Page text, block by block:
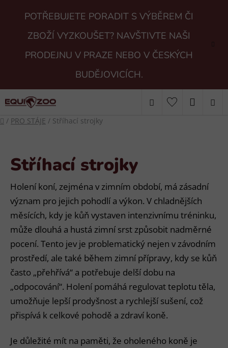
POTŘEBUJETE PORADIT S VÝBĚREM ČI
ZBOŽÍ VYZKOUŠET? NAVŠTIVTE NAŠI
PRODEJNU V PRAZE NEBO V ČESKÝCH
BUDĚJOVICÍCH.
Hledat
Domů
/ PRO STÁJE / Stříhací strojky
Stříhací strojky
Holení koní, zejména v zimním období, má zásadní
význam pro jejich pohodlí a výkon. V chladnějších
měsících, kdy je kůň vystaven intenzivnímu tréninku,
může dlouhá a hustá zimní srst způsobit nadměrné
pocení. Tento jev je problematický nejen v závodním
prostředí, ale také během zimní přípravy, kdy se kůň
často „přehřívá“ a potřebuje delší dobu na
„odpocování“. Holení pomáhá regulovat teplotu těla,
umožňuje lepší prodyšnost a rychlejší sušení, což
přispívá k celkové pohodě a zdraví koně.
Je důležité mít na paměti, že oholeného koně je